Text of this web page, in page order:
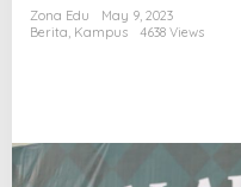
Zona Edu
May 9, 2023
Berita, Kampus 4638 Views